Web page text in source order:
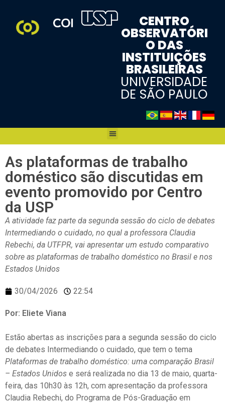
CENTRO
OBSERVATÓRI
O DAS
INSTITUIÇÕES
BRASILEIRAS
UNIVERSIDADE
DE SÃO PAULO
As plataformas de trabalho
doméstico são discutidas em
evento promovido por Centro
da USP
A atividade faz parte da segunda sessão do ciclo de debates
Intermediando o cuidado, no qual a professora Claudia
Rebechi, da UTFPR, vai apresentar um estudo comparativo
sobre as plataformas de trabalho doméstico no Brasil e nos
Estados Unidos
30/04/2026 22:54
Por: Eliete Viana
Estão abertas as inscrições para a segunda sessão do ciclo
de debates Intermediando o cuidado, que tem o tema
Plataformas de trabalho doméstico: uma comparação Brasil
– Estados Unidos e será realizada no dia 13 de maio, quarta-
feira, das 10h30 às 12h, com apresentação da professora
Claudia Rebechi, do Programa de Pós-Graduação em